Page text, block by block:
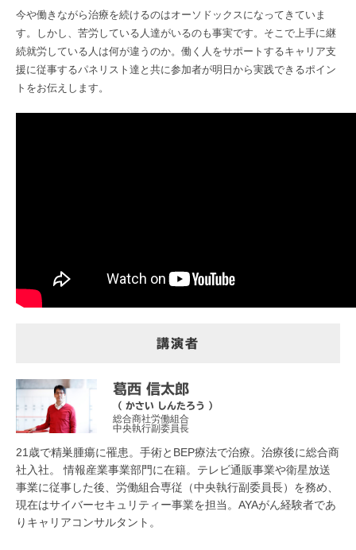
今や働きながら治療を続けるのはオーソドックスになってきていま
す。しかし、苦労している人達がいるのも事実です。そこで上手に継
続就労している人は何が違うのか。働く人をサポートするキャリア支
援に従事するパネリスト達と共に参加者が明日から実践できるポイン
トをお伝えします。
講演者
葛西 信太郎
（ かさい しんたろう ）
総合商社労働組合
中央執行副委員長
21歳で精巣腫瘍に罹患。手術とBEP療法で治療。治療後に総合商
社入社。 情報産業事業部門に在籍。テレビ通販事業や衛星放送
事業に従事した後、労働組合専従（中央執行副委員長）を務め、
現在はサイバーセキュリティー事業を担当。AYAがん経験者であ
りキャリアコンサルタント。